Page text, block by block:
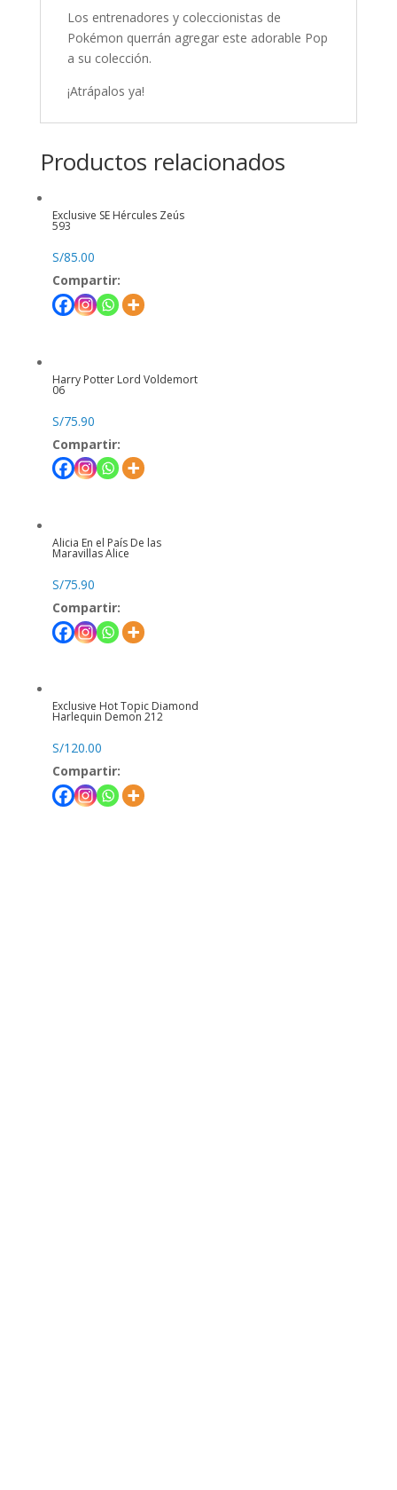
Los entrenadores y coleccionistas de
Pokémon querrán agregar este adorable Pop
a su colección.
¡Atrápalos ya!
Productos relacionados
Exclusive SE Hércules Zeús
593
S/85.00
Compartir:
Harry Potter Lord Voldemort
06
S/75.90
Compartir:
Alicia En el País De las
Maravillas Alice
S/75.90
Compartir:
Exclusive Hot Topic Diamond
Harlequin Demon 212
S/120.00
Compartir: